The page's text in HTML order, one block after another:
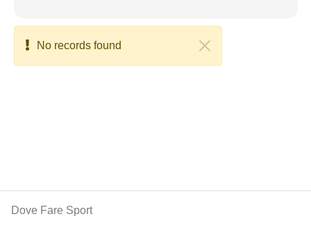
No records found
Dove Fare Sport